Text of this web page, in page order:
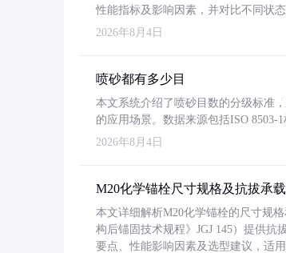
性能指标及影响因素，并对比不同状
2026年8月4日
喷砂都有多少目
本文系统介绍了喷砂目数的分级标准
的应用场景。数据来源包括ISO 8503-
2026年8月4日
M20化学锚栓尺寸规格及抗拔承
本文详细解析M20化学锚栓的尺寸规
构后锚固技术规程》JGJ 145）提供
要点、性能影响因素及选型建议，适